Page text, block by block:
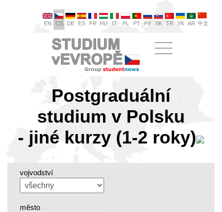
EN CS DE ES FR HU IT PL PT РУ SK TR УК AR 中文
Postgraduální
studium v Polsku
- jiné kurzy (1-2 roky)
vojvodství
město